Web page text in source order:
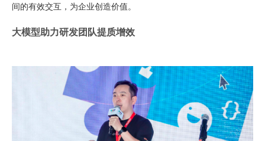
间的有效交互，为企业创造价值。
大模型助力研发团队提质增效